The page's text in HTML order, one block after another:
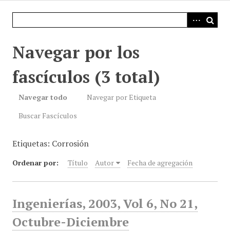
Navegar por los
fascículos (3 total)
Navegar todo
Navegar por Etiqueta
Buscar Fascículos
Etiquetas: Corrosión
Ordenar por: Título Autor Fecha de agregación
Ingenierías, 2003, Vol 6, No 21,
Octubre-Diciembre